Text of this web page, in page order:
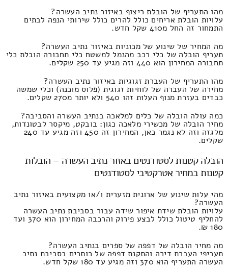
מהו התעריף של הובלת ריצוף באיזור נתיב העשרה?
עלויות הובלת אריחים כולל להרים כולל שירותי הנפה לבתים
התמחור זה החל מ410 שקל חדש.
מה המחיר של שינוע של מכוניות באיזור נתיב העשרה?
תעריף הובלה של כלי רכב מהנמל למשטח כלי תחבורה הובלת כלי
תחבורה המחירון הוא 440 וזה מגיע עד 250 שקלים.
מהו התעריף של העברת זגוגיות באיזור נתיב העשרה?
מחירה של העברה של לוחיות זגוגית (פלוס מוכנה) וכלי שמשה
כבדים בעזרת מנוף העלות זהו 540 ולא יותר מ270 שקלים.
כמה עולה הובלה של כלים למלאכה בנתיב העשרה והסביבה?
מחיר הובלה של מכשירי מלאכה כגון: בובקט, מיקסר לבטונדות,
מלגזה וזה לא נגמר כאן, המחירון זה 450 וזה מגיע עד 240
שקלים.
הובלה קטנות לסטודנטים באזור נתיב העשרה – הובלות
קטנות במחיר אטרקטיבי לסטודנטים
מהי עלות שינוע של ארונית מזערית ו/או מקצועית באיזור נתיב
העשרה?
עלויות הובלת שידת איפור שידה עבור בסביבת נתיב העשרה
להחליף טיטול כולל לבצע פירוק והרכבה המחירון הוא 370 ועד
180 ₪.
מה מחיר הובלה של דפפה של ספרים בנתיב העשרה?
תעריפי העברת דירה והתקנת דפפה של כותרים בסביבת נתיב
העשרה התעריף הוא 370 וזה מגיע עד 180 שקל חדש.